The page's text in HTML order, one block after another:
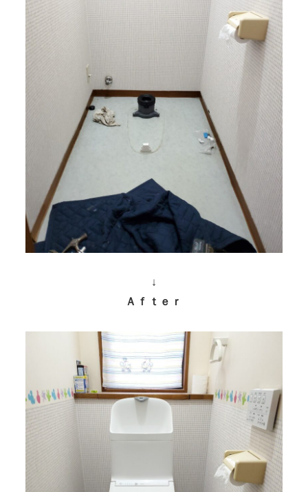
↓
Ａｆｔｅｒ